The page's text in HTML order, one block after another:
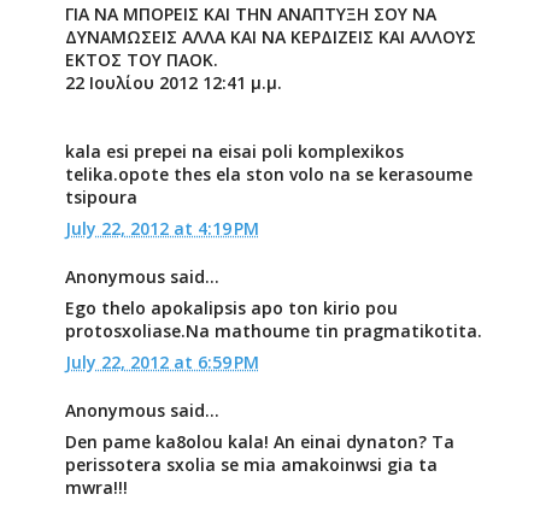
ΓΙΑ ΝΑ ΜΠΟΡΕΙΣ ΚΑΙ ΤΗΝ ΑΝΑΠΤΥΞΗ ΣΟΥ ΝΑ
ΔΥΝΑΜΩΣΕΙΣ ΑΛΛΑ ΚΑΙ ΝΑ ΚΕΡΔΙΖΕΙΣ ΚΑΙ ΑΛΛΟΥΣ
ΕΚΤΟΣ ΤΟΥ ΠΑΟΚ.
22 Ιουλίου 2012 12:41 μ.μ.
kala esi prepei na eisai poli komplexikos
telika.opote thes ela ston volo na se kerasoume
tsipoura
July 22, 2012 at 4:19 PM
Anonymous said...
Ego thelo apokalipsis apo ton kirio pou
protosxoliase.Na mathoume tin pragmatikotita.
July 22, 2012 at 6:59 PM
Anonymous said...
Den pame ka8olou kala! An einai dynaton? Ta
perissotera sxolia se mia amakoinwsi gia ta
mwra!!!